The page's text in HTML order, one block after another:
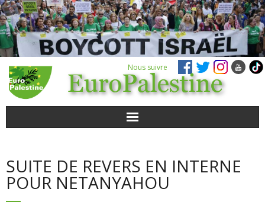
Nous suivre
POUR AGIR
SUITE DE REVERS EN INTERNE
POUR NETANYAHOU